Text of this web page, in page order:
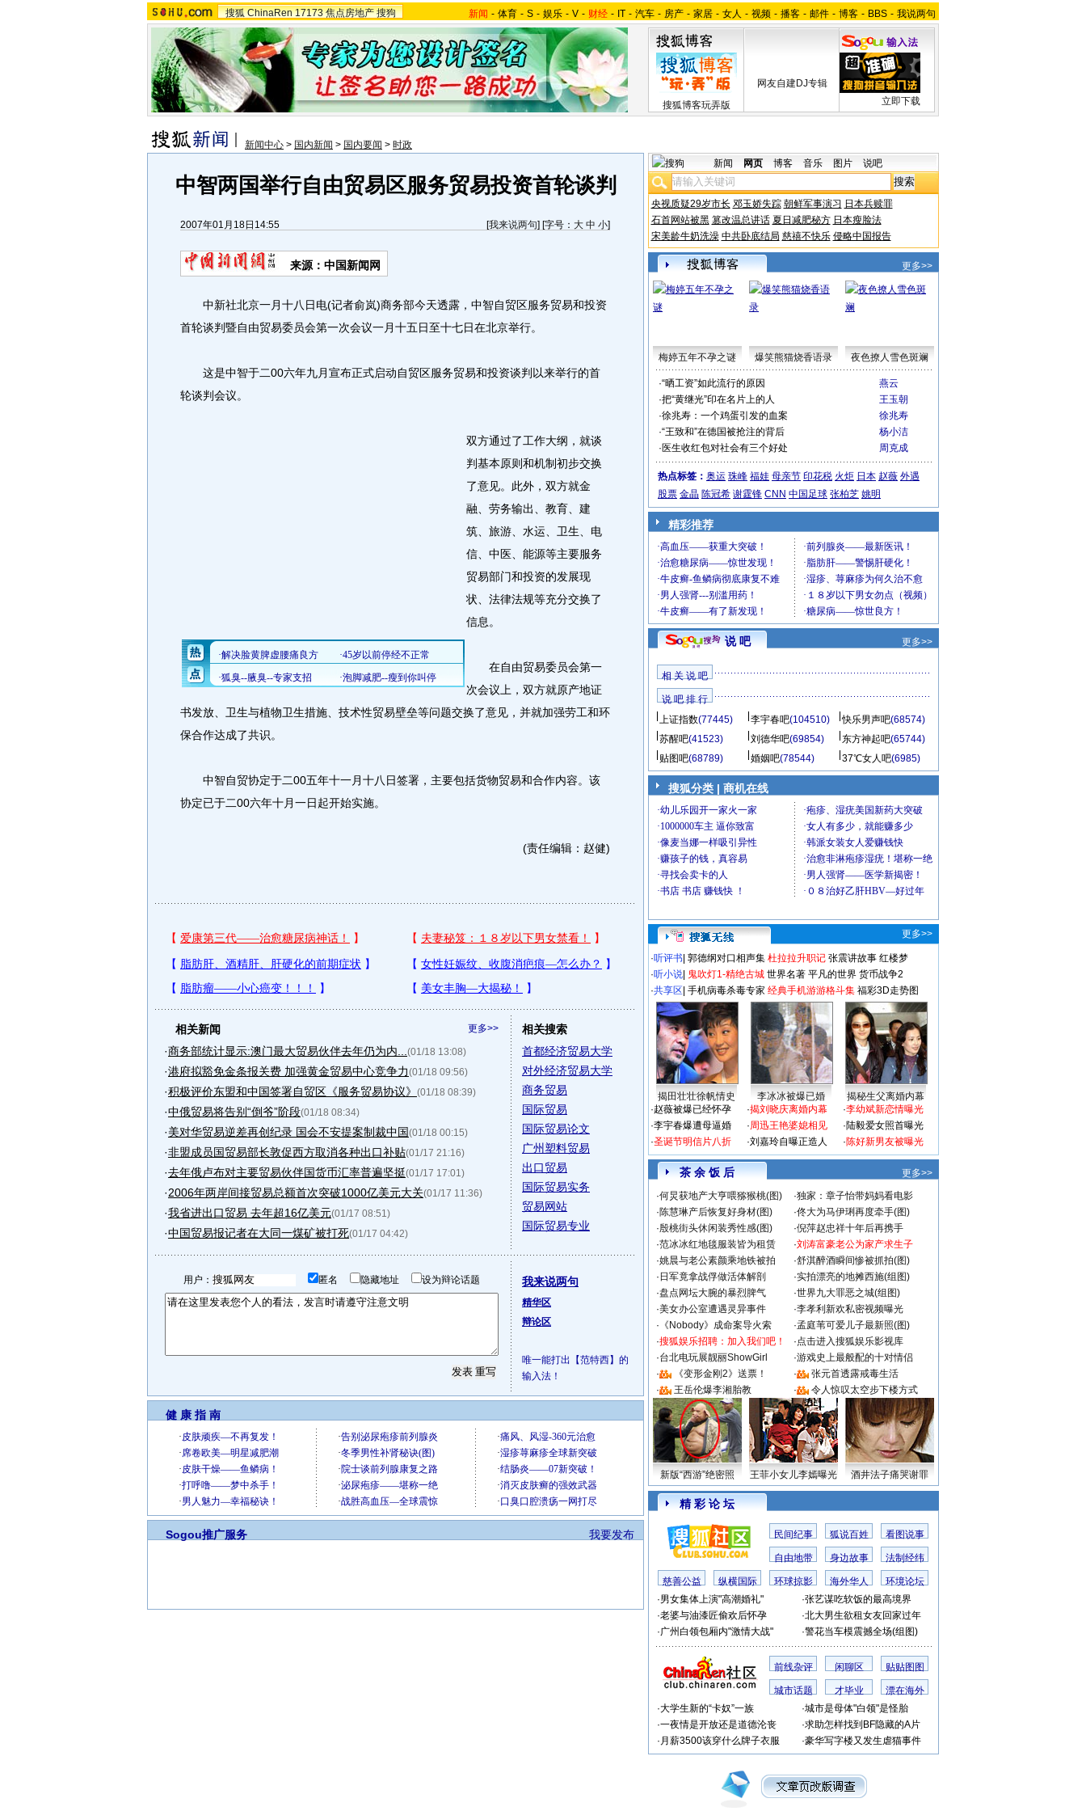
搜狐 ChinaRen 17173 焦点房地产 搜狗 新闻 - 体育 - S - 娱乐 - V - 财经 - IT - 汽车 - 房产 - 家居 - 女人 - 视频 - 播客 - 邮件 - 博客 - BBS - 我说两句
搜狐博客玩弄版
网友自建DJ专辑
立即下载
新闻中心 > 国内新闻 > 国内要闻 > 时政
中智两国举行自由贸易区服务贸易投资首轮谈判
2007年01月18日14:55 [我来说两句] [字号： 大 中 小]
来源：中国新闻网
中新社北京一月十八日电(记者俞岚)商务部今天透露，中智自贸区服务贸易和投资
首轮谈判暨自由贸易委员会第一次会议一月十五日至十七日在北京举行。
这是中智于二00六年九月宣布正式启动自贸区服务贸易和投资谈判以来举行的首
轮谈判会议。
双方通过了工作大纲，就谈
判基本原则和机制初步交换
了意见。此外，双方就金
融、劳务输出、教育、建
筑、旅游、水运、卫生、电
信、中医、能源等主要服务
贸易部门和投资的发展现
状、法律法规等充分交换了
信息。
在自由贸易委员会第一
次会议上，双方就原产地证
书发放、卫生与植物卫生措施、技术性贸易壁垒等问题交换了意见，并就加强劳工和环
保合作达成了共识。
中智自贸协定于二00五年十一月十八日签署，主要包括货物贸易和合作内容。该
协定已于二00六年十月一日起开始实施。
(责任编辑：赵健)
更多>>
相关新闻
·商务部统计显示:澳门最大贸易伙伴去年仍为内... (01/18 13:08)
·港府拟豁免金条报关费 加强黄金贸易中心竞争力(01/18 09:56)
·积极评价东盟和中国签署自贸区《服务贸易协议》 (01/18 08:39)
·中俄贸易将告别“倒爷”阶段(01/18 08:34)
·美对华贸易逆差再创纪录 国会不安提案制裁中国(01/18 00:15)
·非盟成员国贸易部长敦促西方取消各种出口补贴(01/17 21:16)
·去年俄卢布对主要贸易伙伴国货币汇率普遍坚挺(01/17 17:01)
·2006年两岸间接贸易总额首次突破1000亿美元大关(01/17 11:36)
·我省进出口贸易 去年超16亿美元(01/17 08:51)
·中国贸易报记者在大同一煤矿被打死(01/17 04:42)
相关搜索
首都经济贸易大学
对外经济贸易大学
商务贸易
国际贸易
国际贸易论文
广州塑料贸易
出口贸易
国际贸易实务
贸易网站
国际贸易专业
用户： 匿名 隐藏地址 设为辩论话题 我来说两句
精华区
辩论区
唯一能打出【范特西】的
输入法！
健 康 指 南
我要发布
Sogou推广服务
新闻 网页 博客 音乐 图片 说吧
央视质疑29岁市长 邓玉娇失踪 朝鲜军事演习 日本兵赎罪
石首网站被黑 篡改温总讲话 夏日减肥秘方 日本瘦脸法
宋美龄牛奶洗澡 中共卧底结局 慈禧不快乐 侵略中国报告
更多>>
梅婷五年不孕之谜 爆笑熊猫烧香语录 夜色撩人雪色斑斓
·“晒工资”如此流行的原因
燕云
·把“黄继光”印在名片上的人
王玉朝
·徐兆寿：一个鸡蛋引发的血案
徐兆寿
·“王致和”在德国被抢注的背后
杨小洁
· 医生收红包对社会有三个好处 周克成
热点标签： 奥运 珠峰 福娃 母亲节 印花税 火炬 日本 赵薇 外遇
股票 金晶 陈冠希 谢霆锋 CNN 中国足球 张柏芝 姚明
精彩推荐
说 吧 更多>>
相 关 说 吧
说 吧 排 行
上证指数(77445) 李宇春吧(104510) 快乐男声吧(68574)
苏醒吧(41523) 刘德华吧(69854) 东方神起吧(65744)
贴图吧(68789) 婚姻吧(78544) 37℃女人吧(6985)
搜狐分类 | 商机在线
更多>>
·听评书 郭德纲对口相声集 杜拉拉升职记 张震讲故事 红楼梦
·听小说 鬼吹灯1-精绝古城 世界名著 平凡的世界 货币战争2
·共享区 手机病毒杀毒专家 经典手机游游格斗集 福彩3D走势图
揭田壮壮徐帆情史 李冰冰被爆已婚
揭秘生父离婚内幕
·赵薇被爆已经怀孕
·李宇春爆遭母逼婚
·圣诞节明信片八折
·揭刘晓庆离婚内幕
·周迅王艳婆媳相见
·刘嘉玲自曝正造人
·李幼斌新恋情曝光
·陆毅爱女照首曝光
·陈好新男友被曝光
茶 余 饭 后
更多>>
·何炅获地产大亨喂猕猴桃(图) ·独家：章子怡带妈妈看电影
·陈慧琳产后恢复好身材(图) ·佟大为马伊琍再度牵手(图)
·殷桃街头休闲装秀性感(图) ·倪萍赵忠祥十年后再携手
·范冰冰红地毯服装皆为租赁 ·刘涛富豪老公为家产求生子
·姚晨与老公素颜乘地铁被拍 ·舒淇醉酒瞬间惨被抓拍(图)
· 日军竟拿战俘做活体解剖 ·实拍漂亮的地摊西施(组图)
·盘点网坛大腕的暴烈脾气 ·世界九大罪恶之城(组图)
·美女办公室遭遇灵异事件 ·李孝利新欢私密视频曝光
· 《Nobody》成命案导火索 ·孟庭苇可爱儿子最新照(图)
·搜狐娱乐招聘：加入我们吧！ ·点击进入搜狐娱乐影视库
·台北电玩展靓丽ShowGirl ·游戏史上最般配的十对情侣
·
《变形金刚2》送票！ ·
张元首透露戒毒生活
·
王岳伦爆李湘胎教 · 令人惊叹太空步下楼方式
新版“西游”绝密照 王菲小女儿李嫣曝光 酒井法子痛哭谢罪
精 彩 论 坛
民间纪事 狐说百姓 看图说事
自由地带 身边故事 法制经纬
慈善公益 纵横国际 环球掠影 海外华人
环境论坛
·男女集体上演"高潮婚礼" ·张艺谋吃软饭的最高境界
·老婆与油漆匠偷欢后怀孕 ·北大男生欲租女友回家过年
·广州白领包厢内"激情大战" ·警花当车模震撼全场(组图)
前线杂评 闲聊区 贴贴图图
城市话题 才毕业
漂在海外
·大学生新的“卡奴”一族 ·城市是母体"白领"是怪胎
·一夜情是开放还是道德沦丧 ·求助怎样找到BF隐藏的A片
· 月薪3500该穿什么牌子衣服 ·豪华写字楼又发生虐猫事件